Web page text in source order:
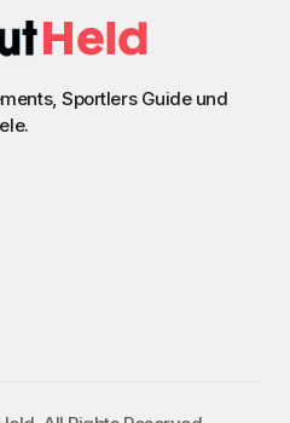
Sportlers Guide und